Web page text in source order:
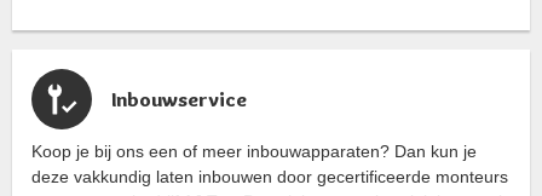
Inbouwservice
Koop je bij ons een of meer inbouwapparaten? Dan kun je
deze vakkundig laten inbouwen door gecertificeerde monteurs